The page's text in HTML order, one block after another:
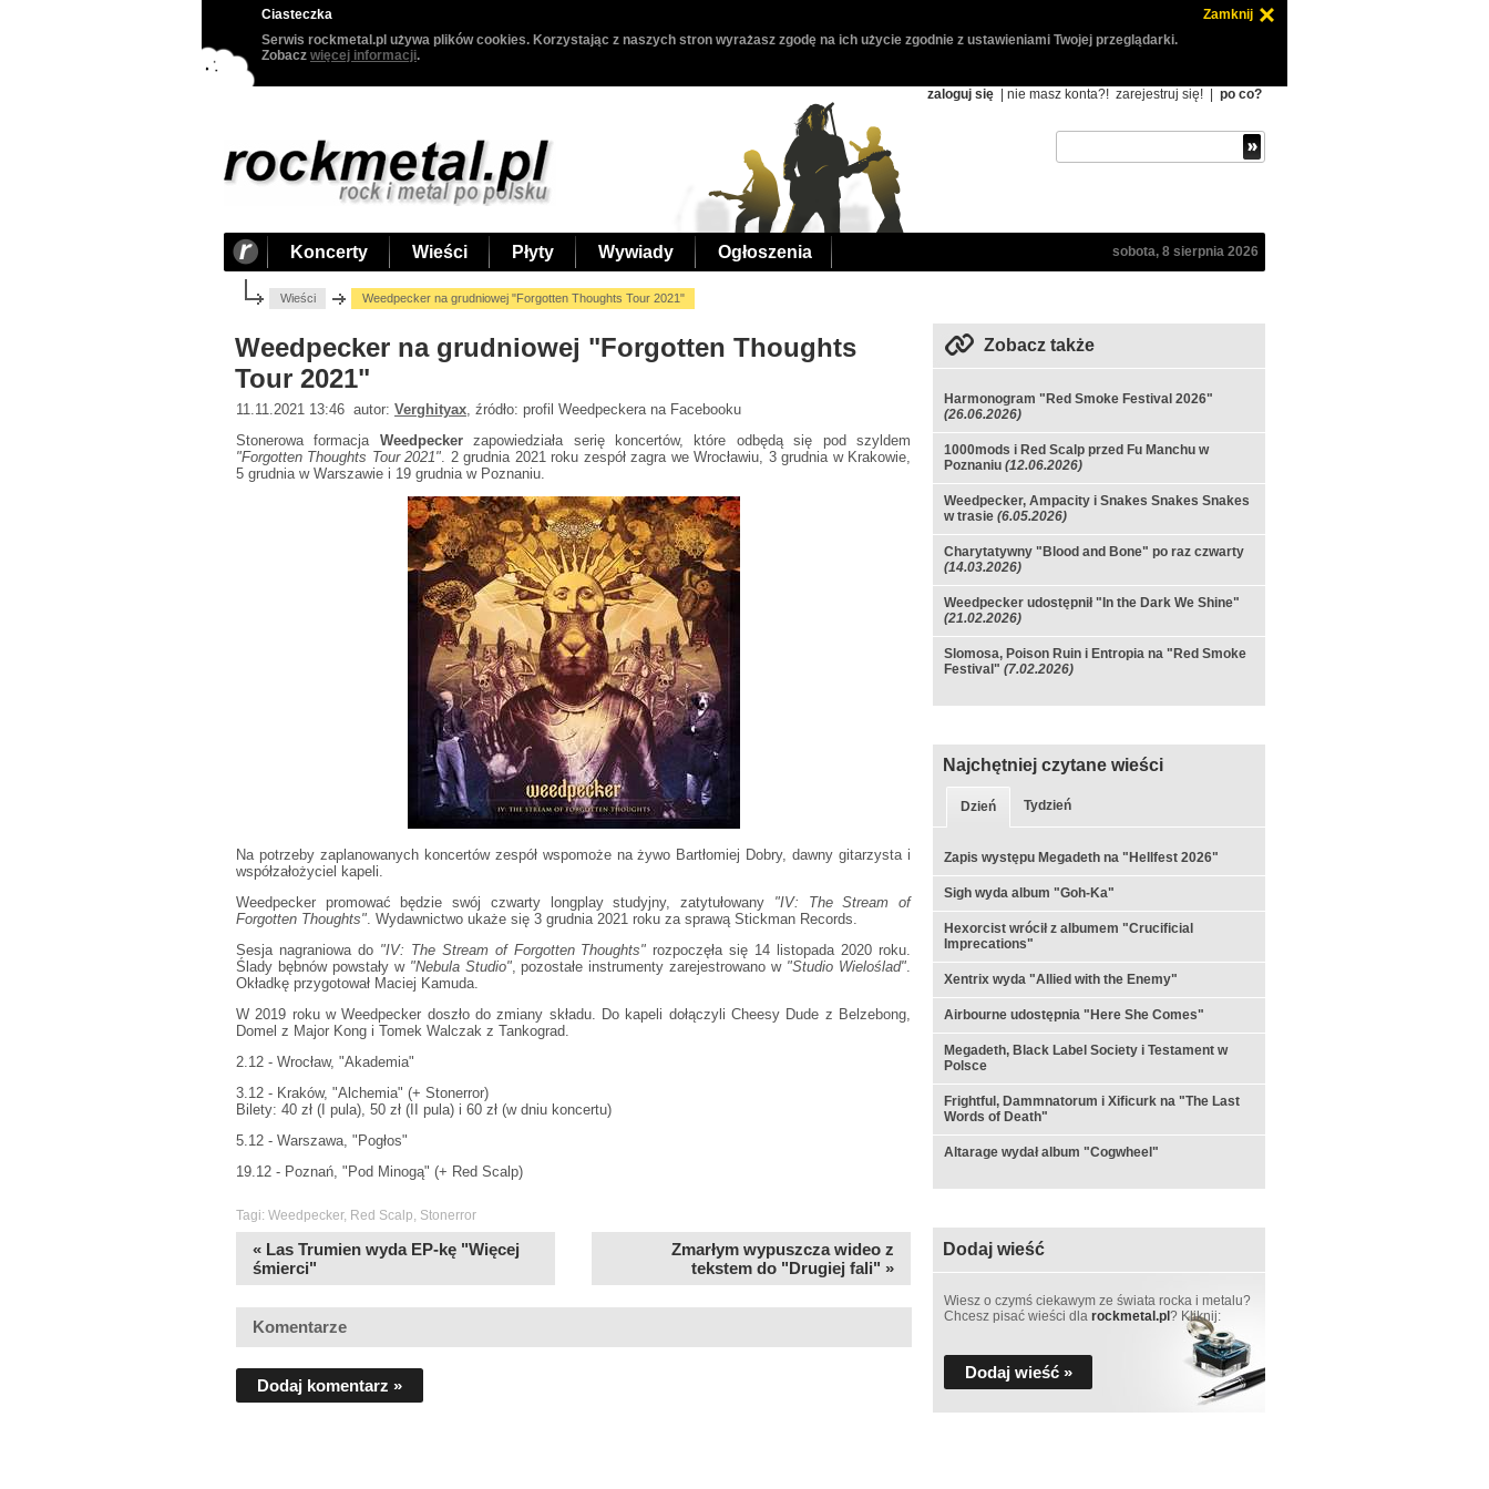
Ciasteczka
Zamknij
Serwis rockmetal.pl używa plików cookies. Korzystając z naszych stron wyrażasz zgodę na ich użycie zgodnie z ustawieniami Twojej przeglądarki.
Zobacz więcej informacji.
zaloguj się | nie masz konta?! zarejestruj się! po co?
Koncerty Wieści Płyty Wywiady Ogłoszenia sobota, 8 sierpnia 2026
Wieści Weedpecker na grudniowej "Forgotten Thoughts Tour 2021"
Weedpecker na grudniowej "Forgotten Thoughts
Tour 2021"
11.11.2021 13:46 autor: Verghityax , źródło: profil Weedpeckera na Facebooku
Stonerowa formacja Weedpeckerzapowiedziała serię koncertów, które odbędą się pod szyldem
"Forgotten Thoughts Tour 2021" . 2 grudnia 2021 roku zespół zagra we Wrocławiu, 3 grudnia w Krakowie,
5 grudnia w Warszawie i 19 grudnia w Poznaniu.
Na potrzeby zaplanowanych koncertów zespół wspomoże na żywo Bartłomiej Dobry, dawny gitarzysta i
współzałożyciel kapeli.
Weedpecker promować będzie swój czwarty longplay studyjny, zatytułowany "IV: The Stream of
Forgotten Thoughts" . Wydawnictwo ukaże się 3 grudnia 2021 roku za sprawą Stickman Records.
Sesja nagraniowa do"IV: The Stream of Forgotten Thoughts" rozpoczęła się 14 listopada 2020 roku.
Ślady bębnów powstały w "Nebula Studio", pozostałe instrumenty zarejestrowano w"Studio Wieloślad"
Okładkę przygotował Maciej Kamuda.
W 2019 roku w Weedpecker doszło do zmiany składu. Do kapeli dołączyli Cheesy Dude z Belzebong,
Domel z Major Kong i Tomek Walczak z Tankograd.
2.12 - Wrocław, "Akademia"
3.12 - Kraków, "Alchemia" (+ Stonerror)
Bilety: 40 zł (I pula), 50 zł (II pula) i 60 zł (w dniu koncertu)
5.12 - Warszawa, "Pogłos"
19.12 - Poznań, "Pod Minogą" (+ Red Scalp)
Tagi: Weedpecker, Red Scalp, Stonerror
« Las Trumien wyda EP-kę "Więcej
śmierci"
Zmarłym wypuszcza wideo z
tekstem do "Drugiej fali" »
Komentarze
Dodaj komentarz »
Zobacz także
Harmonogram "Red Smoke Festival 2026"
(26.06.2026)
1000mods i Red Scalp przed Fu Manchu w
Poznaniu (12.06.2026)
Weedpecker, Ampacity i Snakes Snakes Snakes
w trasie (6.05.2026)
Charytatywny "Blood and Bone" po raz czwarty
(14.03.2026)
Weedpecker udostępnił "In the Dark We Shine"
(21.02.2026)
Slomosa, Poison Ruin i Entropia na "Red Smoke
Festival" (7.02.2026)
Najchętniej czytane wieści
Dzień Tydzień
Zapis występu Megadeth na "Hellfest 2026"
Sigh wyda album "Goh-Ka"
Hexorcist wrócił z albumem "Crucificial
Imprecations"
Xentrix wyda "Allied with the Enemy"
Airbourne udostępnia "Here She Comes"
Megadeth, Black Label Society i Testament w
Polsce
Frightful, Dammnatorum i Xificurk na "The Last
Words of Death"
Altarage wydał album "Cogwheel"
Dodaj wieść
Wiesz o czymś ciekawym ze świata rocka i metalu?
Chcesz pisać wieści dla rockmetal.pl ? Kliknij:
Dodaj wieść »